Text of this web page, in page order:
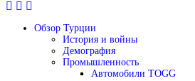
Обзор Турции
История и войны
Демография
Промышленность
Автомобили TOGG